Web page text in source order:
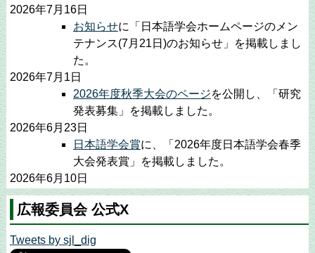
2026年7月16日
お知らせに「日本語学会ホームページのメン
テナンス(7月21日)のお知らせ」を掲載しまし
た。
2026年7月1日
2026年度秋季大会のページを公開し、「研究
発表募集」を掲載しました。
2026年6月23日
日本語学会賞に、「2026年度日本語学会春季
大会発表賞」を掲載しました。
2026年6月10日
公募情報に「日本女子大学教員の公募につい
て」を掲載しました。
2026年5月25日
公募情報
広報委員会 公式X
Tweets by sjl_dig